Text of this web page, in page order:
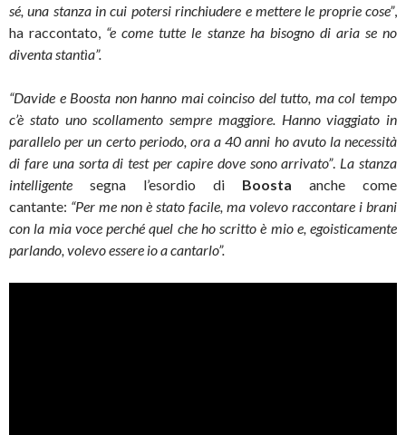
sé, una stanza in cui potersirinchiudere e mettere le proprie cose”,
ha raccontato, “e come tutte le stanze ha bisogno di aria se no
diventa stantìa”.
“Davide e Boosta non hanno mai coinciso del tutto, ma col tempo
c’è stato uno scollamento sempre maggiore. Hanno viaggiato in
parallelo per un certo periodo, ora a 40 anni ho avuto la necessità
di fare una sorta di test per capire dove sono arrivato”. La stanza
intelligente segna l’esordio di Boosta anche come
cantante: “Per me non è stato facile, ma volevo raccontare i brani
con la mia voce perché quel che ho scritto è mio e, egoisticamente
parlando, volevo essere io a cantarlo”.